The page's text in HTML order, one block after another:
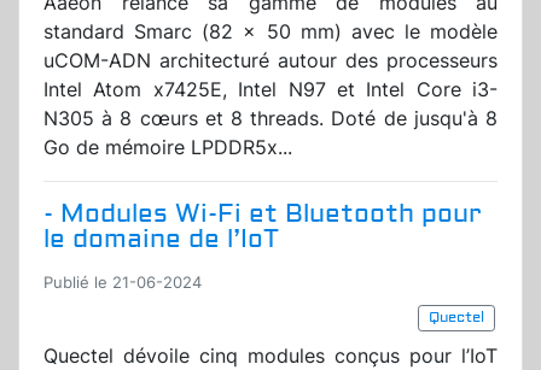
standard Smarc (82 x 50 mm) avec le modèle
uCOM-ADN architecturé autour des processeurs
Intel Atom x7425E, Intel N97 et Intel Core i3-
N305 à 8 cœurs et 8 threads. Doté de jusqu'à 8
Go de mémoire LPDDR5x...
- Modules Wi-Fi et Bluetooth pour
le domaine de l’IoT
Publié le 21-06-2024
Quectel
Quectel dévoile cinq modules conçus pour l’IoT